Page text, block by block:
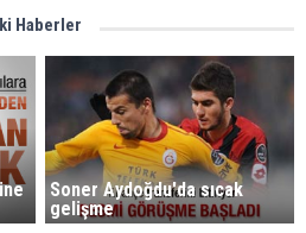
Haberler
Soner Aydoğdu'da sıcak
gelişme